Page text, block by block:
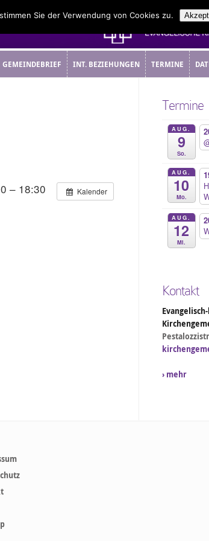
GEMEINDEBRIEF INT. BEZIEHUNGEN TERMINE
Kalender
– 18:30
Termine
AUG.
9
So.
AUG.
10
Mo.
AUG.
12
Mi.
Kontakt
› mehr
Sie der Verwendung von Cookies zu.